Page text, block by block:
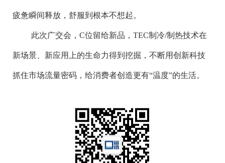
疲惫瞬间释放，舒服到根本不想起。
此次广交会，C位留给新品，TEC制冷/制热技术在
新场景、新应用上的生命力得到挖掘，不断用创新科技
抓住市场流量密码，给消费者创造更有“温度”的生活。